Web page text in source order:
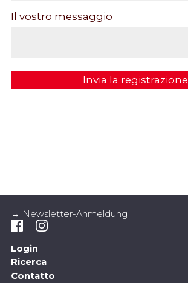
Il vostro messaggio
Invia la registrazione
→ Newsletter-Anmeldung
Login
Ricerca
Contatto